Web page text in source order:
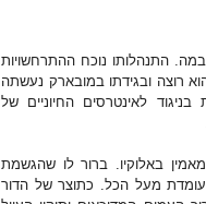
התנהלותו נוכח ההתרחשויות
רוצה ובגידתו במובארק נעשתה
לאינטרסים החיוניים של
באלוקיו. ברור לו שהגשמת
עומדת מעל הכל. כתוצר של הדור